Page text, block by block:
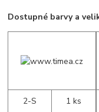
Dostupné barvy a
2-S 1 ks